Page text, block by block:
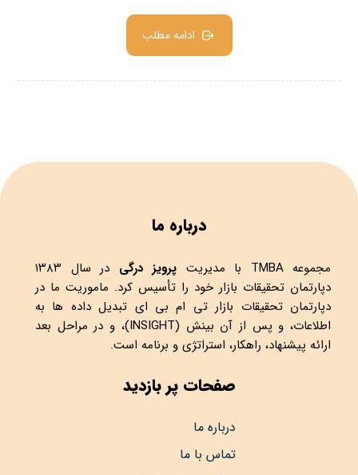
ادامه مطلب
درباره ما
مجموعهTMBA با مدیریت پرویز درگی
در سال ۱۳۸۳
دپارتمان تحقیقات بازار خود را تأسیس کرد. ماموریت ما در
دپارتمان تحقیقات بازار تی ام بی ای تبدیل داده ها به
اطلاعات، و پس از آن بینش (INSIGHT)، و در مراحل بعد
ارائه پیشنهاد، راهکار، استراتژی و برنامه است.
صفحات پر بازدید
درباره ما
تماس با ما